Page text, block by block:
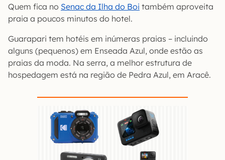
Quem fica no Senac da Ilha do Boi também aproveita
praia a poucos minutos do hotel.
Guarapari tem hotéis em inúmeras praias – incluindo
alguns (pequenos) em Enseada Azul, onde estão as
praias da moda. Na serra, a melhor estrutura de
hospedagem está na região de Pedra Azul, em Aracê.